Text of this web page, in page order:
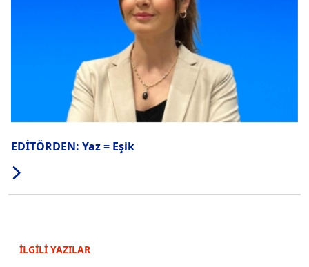
EDİTÖRDEN: Yaz = Eşik
İLGİLİ YAZILAR